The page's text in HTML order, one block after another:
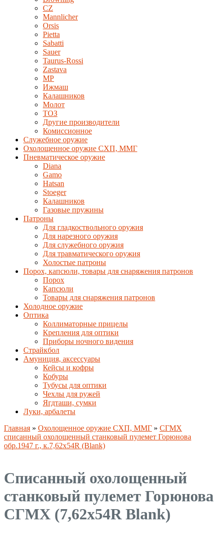
CZ
Mannlicher
Orsis
Pietta
Sabatti
Sauer
Taurus-Rossi
Zastava
MP
Ижмаш
Калашников
Молот
ТОЗ
Другие производители
Комиссионное
Служебное оружие
Охолощенное оружие СХП, ММГ
Пневматическое оружие
Diana
Gamo
Hatsan
Stoeger
Калашников
Газовые пружины
Патроны
Для гладкоствольного оружия
Для нарезного оружия
Для служебного оружия
Для травматического оружия
Холостые патроны
Порох, капсюли, товары для снаряжения патронов
Порох
Капсюли
Товары для снаряжения патронов
Холодное оружие
Оптика
Коллиматорные прицелы
Крепления для оптики
Приборы ночного видения
Страйкбол
Амуниция, аксессуары
Кейсы и кофры
Кобуры
Тубусы для оптики
Чехлы для ружей
Ягдташи, сумки
Луки, арбалеты
Главная » Охолощенное оружие СХП, ММГ » СГМХ
списанный охолощенный станковый пулемет Горюнова
обр.1947 г., к.7,62х54R (Blank)
Списанный охолощенный
станковый пулемет Горюнова
СГМХ (7,62х54R Blank)